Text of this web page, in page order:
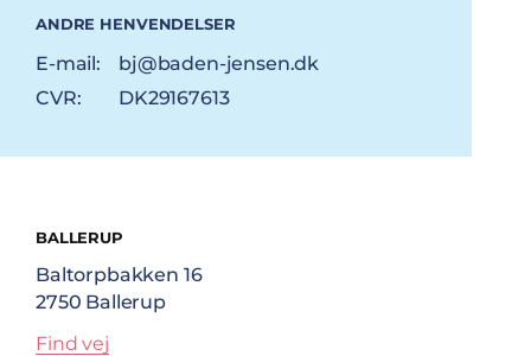
ANDRE HENVENDELSER
E-mail:
bj@baden-jensen.dk
CVR:
DK29167613
BALLERUP
Baltorpbakken 16
2750 Ballerup
Find vej